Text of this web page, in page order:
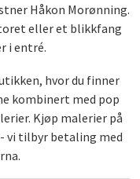
Håkon Morønning.
eller et blikkfang
i entré.
hvor du finner
kombinert med pop
Kjøp malerier på
vi tilbyr betaling med